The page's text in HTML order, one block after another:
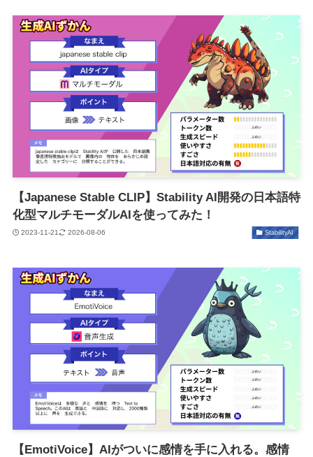
【Japanese Stable CLIP】Stability AI開発の日本語特
化型マルチモーダルAIを使ってみた！
2023-11-21 2026-08-06 StabilityAI
【EmotiVoice】AIがついに感情を手に入れる。感情